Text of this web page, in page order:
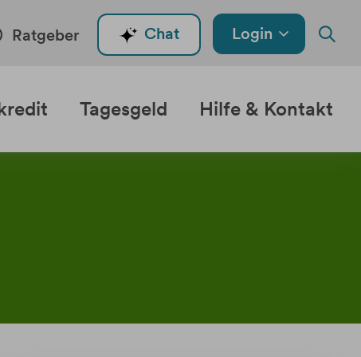
Ratgeber Chat Login
Tagesgeld Hilfe & Kontakt